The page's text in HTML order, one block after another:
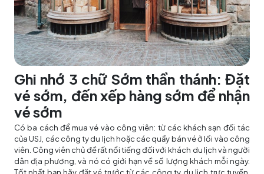
Ghi nhớ 3 chữ Sớm thần thánh: Đặt
vé sớm, đến xếp hàng sớm để nhận
vé sớm
Có ba cách để mua vé vào công viên: từ các khách sạn đối tác
của USJ, các công ty du lịch hoặc các quầy bán vé ở lối vào công
viên. Công viên chủ đề rất nổi tiếng đối với khách du lịch và người
dân địa phương, và nó có giới hạn về số lượng khách mỗi ngày.